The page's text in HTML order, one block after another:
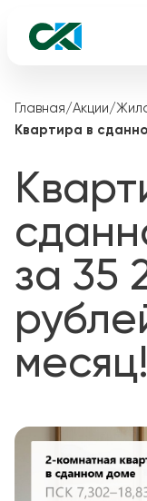
Главная/Акции/
Квартира в
за 35
месяц!